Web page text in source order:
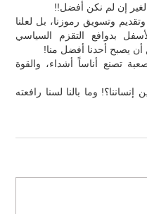
إن لم نكن أفضل!!
وتسويق رموزنا، بل لعلنا
بدوافع التقزم السياسي
أن يصبح أحدنا أفضل منا!
تصنع أناساً أشداء، والقوة
وما بالنا لسنا رافعته